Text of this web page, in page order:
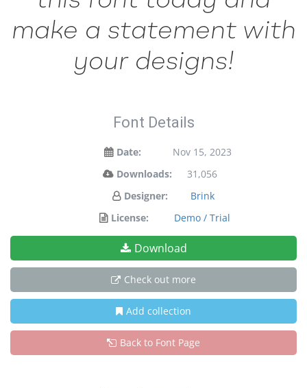
make a statement with
your designs!
Font Details
Date:
Nov 15, 2023
Downloads:
31,056
Designer:
Brink
License:
Demo / Trial
Download
Check out more
Add collection
Back to Font Page